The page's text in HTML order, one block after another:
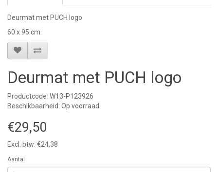
Deurmat met PUCH logo
60 x 95 cm
Deurmat met PUCH logo
Productcode: W13-P123926
Beschikbaarheid: Op voorraad
€29,50
Excl. btw: €24,38
Aantal